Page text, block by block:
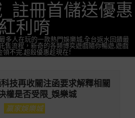
註冊首儲送優惠
利唷
多人在玩的一款熱門娛樂城,全台返水回饋最
售流程，新奇的各類博奕遊戲隨你暢遊,遊戲
領不完.超殺優惠趁現在!
技再收關注函要求解釋相關
權是否受限_娛樂城
贏家娛樂城